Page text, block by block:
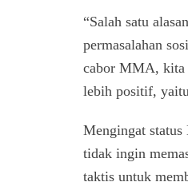
“Salah satu
permasalahan
cabor MMA, kita
lebih positif,
Mengingat
tidak ingin
taktis untuk